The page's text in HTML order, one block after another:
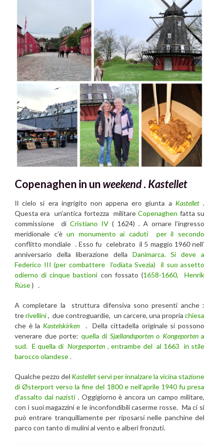
Copenaghen in un weekend . Kastellet
Il cielo si era ingrigito non appena ero giunta a Kastellet.
Questa era un’antica fortezza militareCopenaghen fatta su
commissione di Cristiano IV ( 1624) . A ornare l’ingresso
meridionale c’èun monumento ai caduti per il secondo
conflitto mondiale . Esso fu celebrato il 5 maggio 1960 nell’
anniversario della liberazione della Danimarca. Si deve a
Federico III (per combattere l’odiata Svezia) il suo assetto
odierno di cinque bastioni con fossato (1658-1660, Henrik
Rüse) .
A completare la struttura difensiva sono presenti anche :
trerivellini, due controguardie, un carcere, una propriachiesa
che è la Kastelskirken . Della cittadella originale si possono
venerare due porte: quella di Sjællandsporteno Kongeportena
sud. E quella diNorgesporten , entrambe del al 1663 in stile
barocco olandese.
Qualche pezzo del Kastellet servì per innalzare la vicina stazione
di Østerport verso la fine del 1800 e nell’aprile 1940 fu presa
d’assalto dai nazisti. Oggigiorno è ancora un campo militare,
con i suoi magazzini e le inconfondibili caserme rosse. Ma ci si
può entrare tranquillamente per riposarsi nelle panchine del
parco con tanto di mulini al vento e alberi fronzuti.